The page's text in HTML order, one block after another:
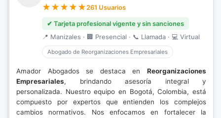
261 Usuarios
✔ Tarjeta profesional vigente y sin sanciones
📍 Manizales · 🏢 Presencial · 📞 Llamada · 💻 Virtual
Abogado de Reorganizaciones Empresariales
Amador Abogados se destaca en Reorganizaciones
Empresariales, brindando asesoría integral y
personalizada. Nuestro equipo en Bogotá, Colombia, está
compuesto por expertos que entienden los complejos
cambios normativos. Nos enfocamos en fortalecer la